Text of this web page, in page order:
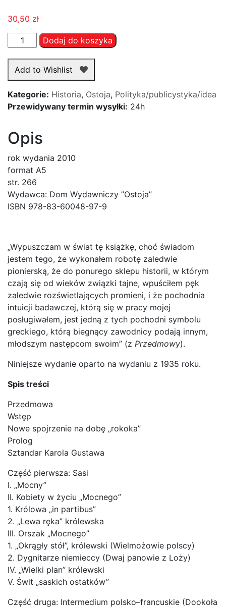
30,50 zł
ilość
Źródło
rozbioru
Polski
Kazimierz
Marian
Dodaj do koszyka
Add to Wishlist
Kategorie: Historia, Ostoja, Polityka/publicystyka/idea
Przewidywany termin wysyłki: 24h
Opis
rok wydania 2010
format A5
str. 266
Wydawca: Dom Wydawniczy ”Ostoja”
ISBN 978-83-60048-97-9
„Wypuszczam w świat tę książkę, choć świadom
jestem tego, że wykonałem robotę zaledwie
pionierską, że do ponurego sklepu historii, w którym
czają się od wieków związki tajne, wpuściłem pęk
zaledwie rozświetlających promieni, i że pochodnia
intuicji badawczej, którą się w pracy mojej
posługiwałem, jest jedną z tych pochodni symbolu
greckiego, którą biegnący zawodnicy podają innym,
młodszym następcom swoim” (z Przedmowy).
Niniejsze wydanie oparto na wydaniu z 1935 roku.
Spis treści
Przedmowa
Wstęp
Nowe spojrzenie na dobę „rokoka”
Prolog
Sztandar Karola Gustawa
Część pierwsza: Sasi
I. „Mocny”
II. Kobiety w życiu „Mocnego”
1. Królowa „in partibus”
2. „Lewa ręka” królewska
III. Orszak „Mocnego”
1. „Okrągły stół”, królewski (Wielmożowie polscy)
2. Dygnitarze niemieccy (Dwaj panowie z Loży)
IV. „Wielki plan” królewski
V. Świt „saskich ostatków”
Część druga: Intermedium polsko–francuskie (Dookoła